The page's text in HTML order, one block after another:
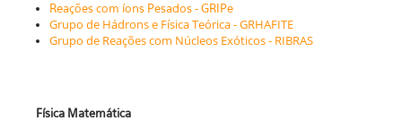
Reações com íons Pesados - GRIPe
Grupo de Hádrons e Física Teórica - GRHAFITE
Grupo de Reações com Núcleos Exóticos - RIBRAS
Física Matemática